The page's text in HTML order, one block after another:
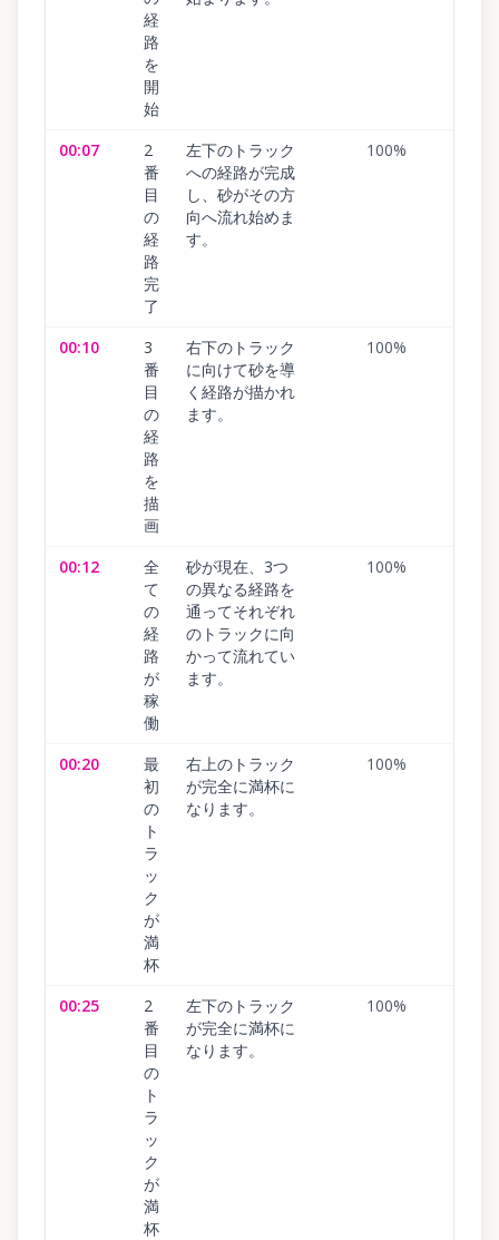
経
路
を
開
始
00:07
2
番
目
の
経
路
完
了
左下のトラック
への経路が完成
し、砂がその方
向へ流れ始めま
す。
100%
00:10
3
番
目
の
経
路
を
描
画
右下のトラック
に向けて砂を導
く経路が描かれ
ます。
100%
00:12
全
て
の
経
路
が
稼
働
砂が現在、3つ
の異なる経路を
通ってそれぞれ
のトラックに向
かって流れてい
ます。
100%
00:20
最
初
の
ト
ラ
ッ
ク
が
満
杯
右上のトラック
が完全に満杯に
なります。
100%
00:25
2
番
目
の
ト
ラ
ッ
ク
が
満
杯
左下のトラック
が完全に満杯に
なります。
100%